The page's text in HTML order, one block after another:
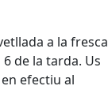
a la fresca
de la tarda. Us
efectiu al